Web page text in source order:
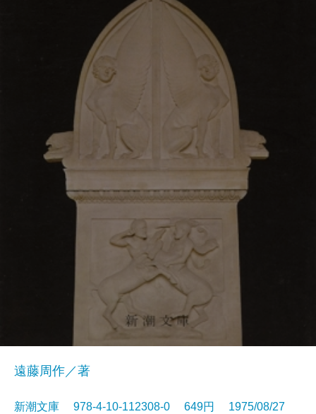
遠藤周作／著
新潮文庫 978-4-10-112308-0 649円 1975/08/27